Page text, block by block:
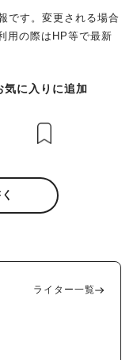
です。変更される場合
用の際はHP等で最新
気に入りに追加
ライター一覧